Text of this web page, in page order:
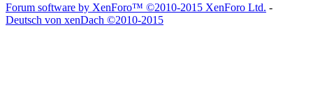
Forum software by XenForo™ ©2010-2015 XenForo Ltd. -
Deutsch von xenDach ©2010-2015